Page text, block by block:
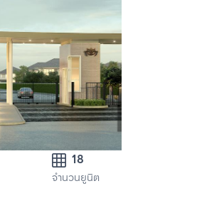
18
จำนวนยูนิต